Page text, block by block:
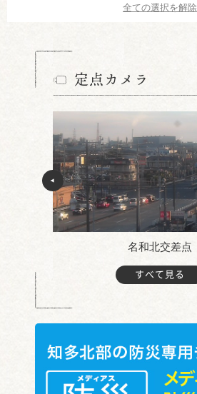
全ての選択を解除
定点カメラ
名和北交差点
すべて見る